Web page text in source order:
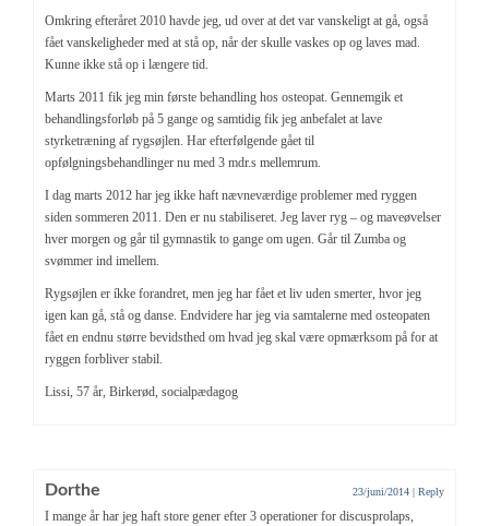
Omkring efteråret 2010 havde jeg, ud over at det var vanskeligt at gå, også
fået vanskeligheder med at stå op, når der skulle vaskes op og laves mad.
Kunne ikke stå op i længere tid.
Marts 2011 fik jeg min første behandling hos osteopat. Gennemgik et
behandlingsforløb på 5 gange og samtidig fik jeg anbefalet at lave
styrketræning af rygsøjlen. Har efterfølgende gået til
opfølgningsbehandlinger nu med 3 mdr.s mellemrum.
I dag marts 2012 har jeg ikke haft nævneværdige problemer med ryggen
siden sommeren 2011. Den er nu stabiliseret. Jeg laver ryg – og maveøvelser
hver morgen og går til gymnastik to gange om ugen. Går til Zumba og
svømmer ind imellem.
Rygsøjlen er íkke forandret, men jeg har fået et liv uden smerter, hvor jeg
igen kan gå, stå og danse. Endvidere har jeg via samtalerne med osteopaten
fået en endnu større bevidsthed om hvad jeg skal være opmærksom på for at
ryggen forbliver stabil.
Lissi, 57 år, Birkerød, socialpædagog
Dorthe 23/juni/2014 | Reply
I mange år har jeg haft store gener efter 3 operationer for discusprolaps,